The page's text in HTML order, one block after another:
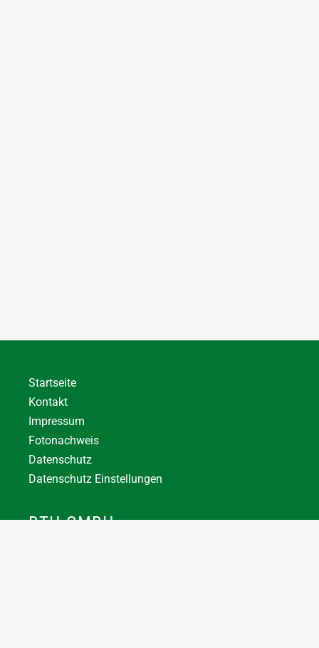
Startseite
Kontakt
Impressum
Fotonachweis
Datenschutz
Datenschutz Einstellungen
BTH GMBH